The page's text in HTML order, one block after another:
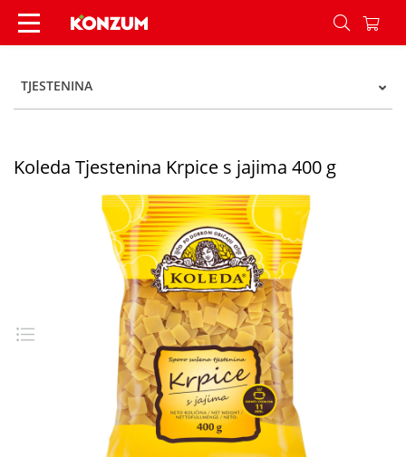
Koleda Tjestenina Krpice s jajima 400 g -
TJESTENINA
Koleda Tjestenina Krpice s jajima 400 g